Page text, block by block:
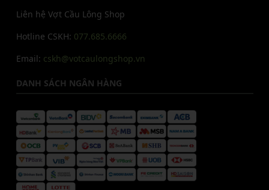
Liên hệ Vợt Cầu Lông Shop
Hotline CSKH: 077.685.6666
Email: cskh@votcaulongshop.vn
DANH SÁCH NGÂN HÀNG